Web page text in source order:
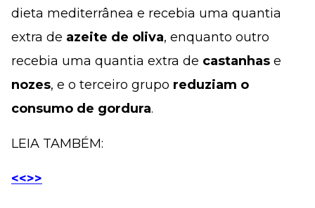
dieta mediterrânea e recebia uma quantia
extra de azeite de oliva, enquanto outro
recebia uma quantia extra de castanhas e
nozes, e o terceiro grupo reduziam o
consumo de gordura.
LEIA TAMBÉM:
<<>>